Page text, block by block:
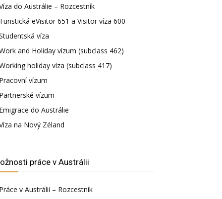
do Austrálie – Rozcestník
eVisitor 651 a Visitor víza 600
víza
and Holiday vízum (subclass 462)
holiday víza (subclass 417)
vízum
vízum
do Austrálie
na Nový Zéland
práce v Austrálii
v Austrálii – Rozcestník